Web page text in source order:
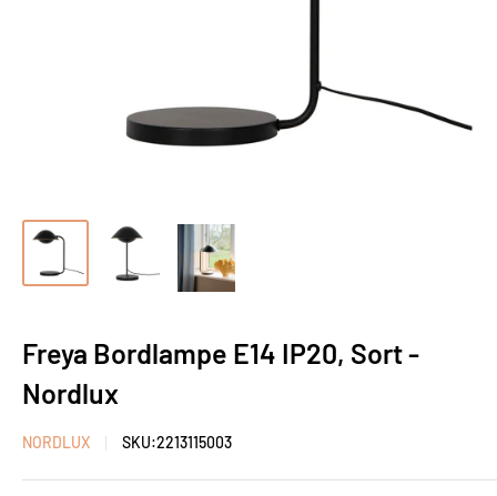
Freya Bordlampe E14 IP20, Sort -
Nordlux
NORDLUX SKU:2213115003